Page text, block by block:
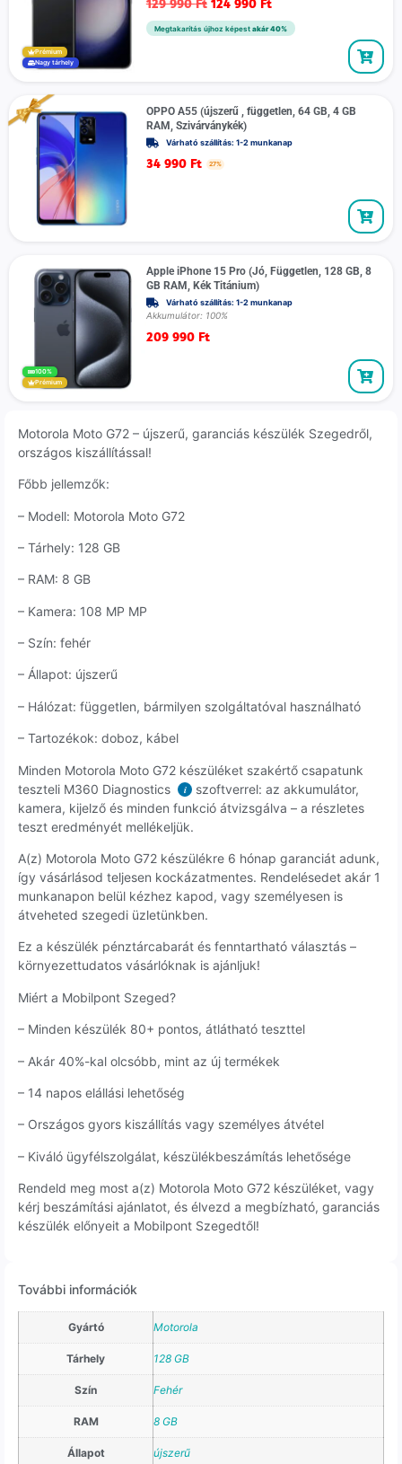
Prémium
Nagy tárhely
129 990Ft 124 990 Ft
Megtakarítás újhoz képest akár 40%
OPPO A55 (újszerű , független, 64 GB, 4 GB
RAM, Szivárványkék)
Várható szállítás: 1-2 munkanap
34 990 Ft 27%
100%
Prémium
Apple iPhone 15 Pro (Jó, Független, 128 GB, 8
GB RAM, Kék Titánium)
Várható szállítás: 1-2 munkanap
Akkumulátor: 100%
209 990 Ft
Motorola Moto G72 – újszerű, garanciás készülék Szegedről,
országos kiszállítással!
Főbb jellemzők:
– Modell: Motorola Moto G72
– Tárhely: 128 GB
– RAM: 8 GB
– Kamera: 108 MP MP
– Szín: fehér
– Állapot: újszerű
– Hálózat: független, bármilyen szolgáltatóval használható
– Tartozékok: doboz, kábel
Minden Motorola Moto G72 készüléket szakértő csapatunk
teszteli M360 Diagnostics
i
szoftverrel: az akkumulátor,
kamera, kijelző és minden funkció átvizsgálva – a részletes
teszt eredményét mellékeljük.
A(z) Motorola Moto G72 készülékre 6 hónap garanciát adunk,
így vásárlásod teljesen kockázatmentes. Rendelésedet akár 1
munkanapon belül kézhez kapod, vagy személyesen is
átveheted szegedi üzletünkben.
Ez a készülék pénztárcabarát és fenntartható választás –
környezettudatos vásárlóknak is ajánljuk!
Miért a Mobilpont Szeged?
– Minden készülék 80+ pontos, átlátható teszttel
– Akár 40%-kal olcsóbb, mint az új termékek
– 14 napos elállási lehetőség
– Országos gyors kiszállítás vagy személyes átvétel
– Kiváló ügyfélszolgálat, készülékbeszámítás lehetősége
Rendeld meg most a(z) Motorola Moto G72 készüléket, vagy
kérj beszámítási ajánlatot, és élvezd a megbízható, garanciás
készülék előnyeit a Mobilpont Szegedtől!
További információk
Gyártó Motorola
Tárhely 128 GB
Szín Fehér
RAM 8 GB
Állapot újszerű